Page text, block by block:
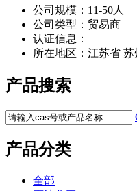
公司规模： 11-50人
公司类型： 贸易商
认证信息：
所在地区： 江苏省 苏
产品搜索
产品分类
全部